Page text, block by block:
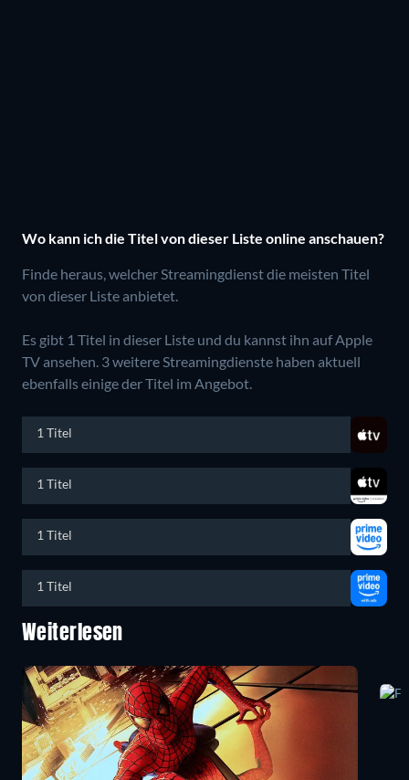
Wo kann ich die Titel von dieser Liste online anschauen?
Finde heraus, welcher Streamingdienst die meisten Titel
von dieser Liste anbietet.
Es gibt 1 Titel in dieser Liste und du kannst ihn auf Apple
TV ansehen. 3 weitere Streamingdienste haben aktuell
ebenfalls einige der Titel im Angebot.
1 Titel
1 Titel
1 Titel
1 Titel
Weiterlesen